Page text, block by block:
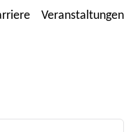
Veranstaltungen